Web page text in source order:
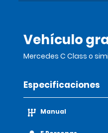
Vehículo
Mercedes C Class o
Especificaciones
Manual